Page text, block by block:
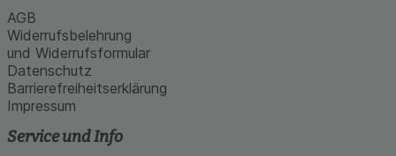
AGB
Widerrufsbelehrung
und Widerrufsformular
Datenschutz
Barrierefreiheitserklärung
Impressum
Service und Info